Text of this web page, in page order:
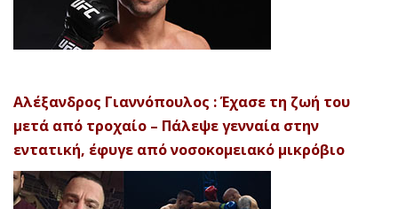
Αλέξανδρος Γιαννόπουλος : Έχασε τη ζωή του
μετά από τροχαίο – Πάλεψε γενναία στην
εντατική, έφυγε από νοσοκομειακό μικρόβιο